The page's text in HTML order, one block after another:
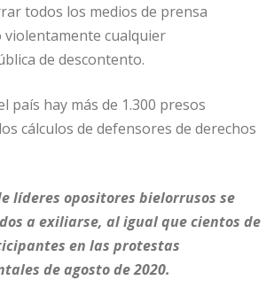
todos los medios de prensa
cualquier
de descontento.
país hay más de 1.300 presos
cálculos de defensores de derechos
líderes opositores bielorrusos se
a exiliarse, al igual que cientos de
en las protestas
de agosto de 2020.